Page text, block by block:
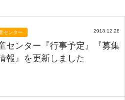
センター 2018.12.28
センター『行事予定』『募集
報』を更新しました